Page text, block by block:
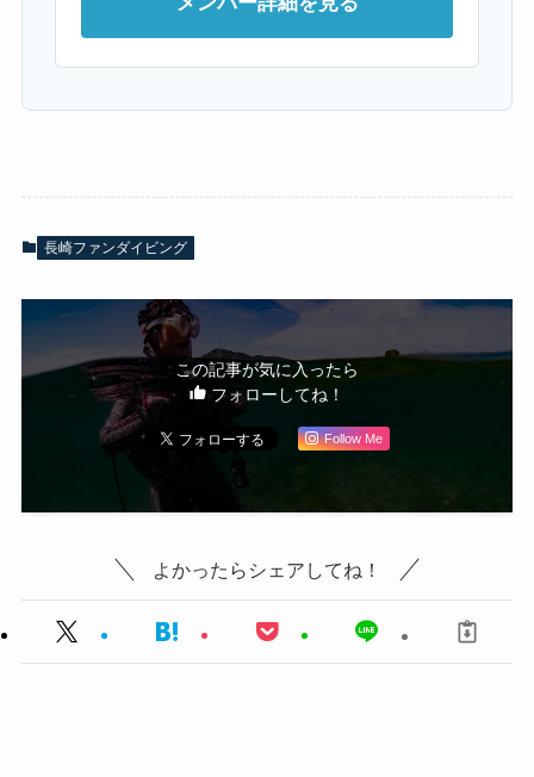
長崎ファンダイビング
この記事が気に入ったら
フォローしてね！
Follow Me
よかったらシェアしてね！